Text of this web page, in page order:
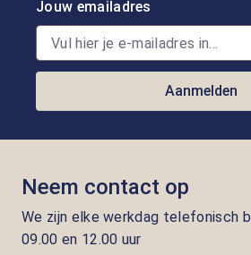
Jouw emailadres
Aanmelden
Neem contact op
We zijn elke werkdag telefonisch
09.00 en 12.00 uur